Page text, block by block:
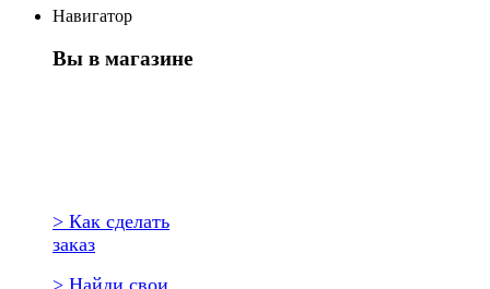
Навигатор
Вы в магазине
> Как сделать
заказ
> Найди свои